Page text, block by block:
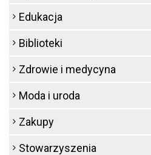
Edukacja
Biblioteki
Zdrowie i medycyna
Moda i uroda
Zakupy
Stowarzyszenia